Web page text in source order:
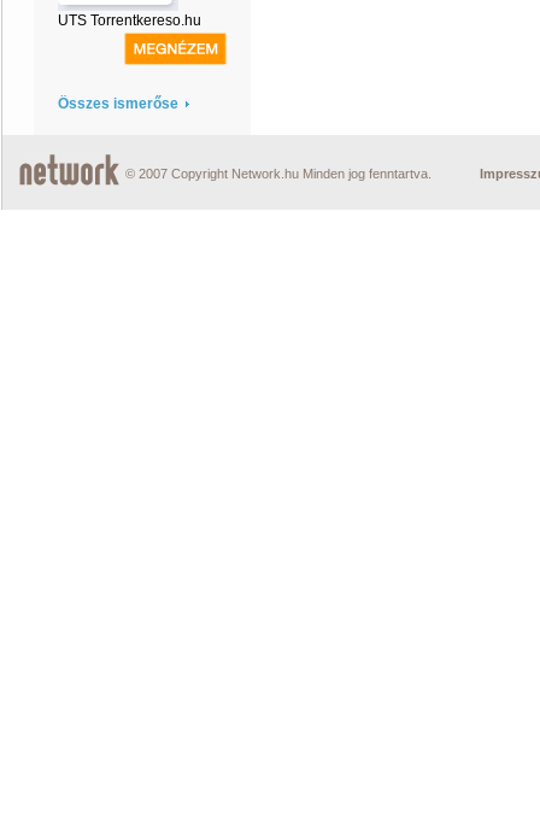
UTS Torrentkereso.hu
Összes ismerőse
© 2007 Copyright Network.hu Minden jog fenntartva.